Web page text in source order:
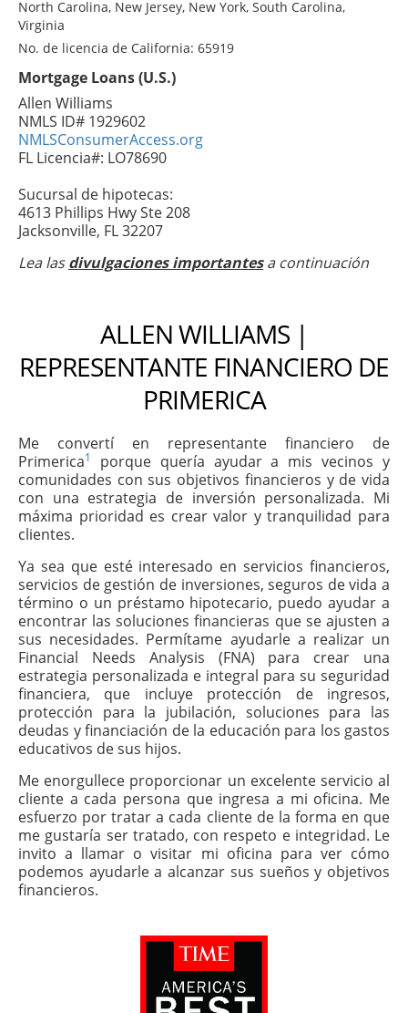
North Carolina, New Jersey, New York, South Carolina,
Virginia
No. de licencia de California: 65919
Mortgage Loans (U.S.)
Allen Williams
NMLS ID# 1929602
NMLSConsumerAccess.org
FL Licencia#: LO78690
Sucursal de hipotecas:
4613 Phillips Hwy Ste 208
Jacksonville, FL 32207
Lea lasdivulgaciones importantesa continuación
ALLEN WILLIAMS |
REPRESENTANTE FINANCIERO DE
PRIMERICA
Me convertí en representante financiero de
Primerica1
porque quería ayudar a mis vecinos y
comunidades con sus objetivos financieros y de vida
con una estrategia de inversión personalizada. Mi
máxima prioridad es crear valor y tranquilidad para
clientes.
Ya sea que esté interesado en servicios financieros,
servicios de gestión de inversiones, seguros de vida a
término o un préstamo hipotecario, puedo ayudar a
encontrar las soluciones financieras que se ajusten a
sus necesidades. Permítame ayudarle a realizar un
Financial Needs Analysis (FNA) para crear una
estrategia personalizada e integral para su seguridad
financiera, que incluye protección de ingresos,
protección para la jubilación, soluciones para las
deudas y financiación de la educación para los gastos
educativos de sus hijos.
Me enorgullece proporcionar un excelente servicio al
cliente a cada persona que ingresa a mi oficina. Me
esfuerzo por tratar a cada cliente de la forma en que
me gustaría ser tratado, con respeto e integridad. Le
invito a llamar o visitar mi oficina para ver cómo
podemos ayudarle a alcanzar sus sueños y objetivos
financieros.